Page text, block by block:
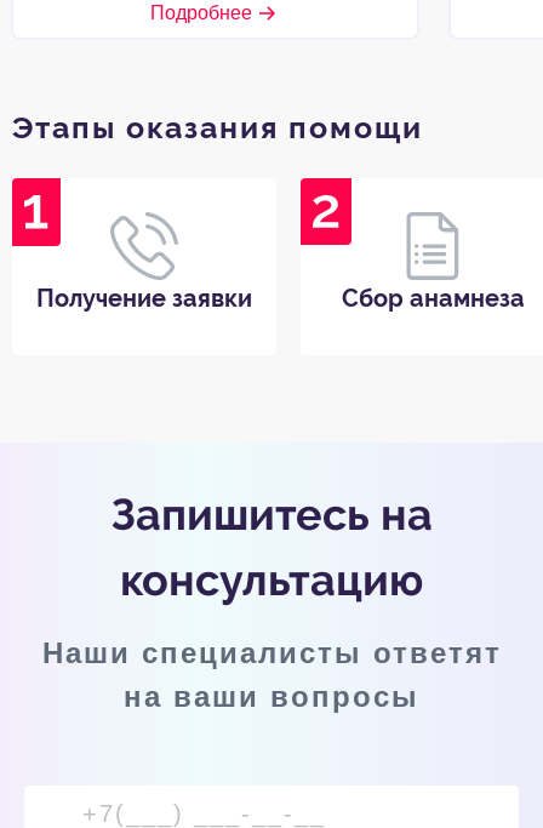
Подробнее
Этапы оказания помощи
Получение заявки Сбор анамнеза
Запишитесь на
консультацию
Наши специалисты ответят
на ваши вопросы